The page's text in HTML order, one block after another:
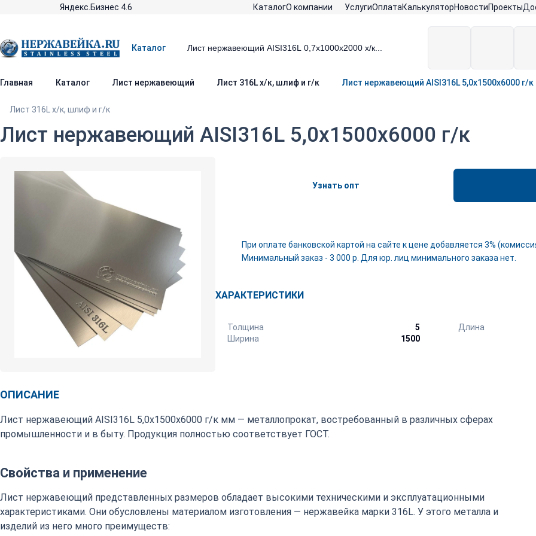
Яндекс.Бизнес 4.6 КаталогО компании УслугиОплатаКалькуляторНовостиПроекты
Каталог
Главная Каталог Лист нержавеющий Лист 316L х/к, шлиф и г/к Лист нержавеющий AISI316L 5,0х1500х6000 г/к
Лист 316L х/к, шлиф и г/к
Лист нержавеющий AISI316L 5,0х1500х6000 г/к
Узнать опт
При оплате банковской картой на сайте к цене добавляется 3%
Минимальный заказ - 3 000 р. Для юр. лиц минимального заказа нет.
ХАРАКТЕРИСТИКИ
Толщина
5
Ширина
1500
Длина
ОПИСАНИЕ
Лист нержавеющий AISI316L 5,0х1500х6000 г/к мм — металлопрокат, востребованный в различных сферах
промышленности и в быту. Продукция полностью соответствует ГОСТ.
Свойства и применение
Лист нержавеющий представленных размеров обладает высокими техническими и эксплуатационными
характеристиками. Они обусловлены материалом изготовления — нержавейка марки 316L. У этого металла и
изделий из него много преимуществ: